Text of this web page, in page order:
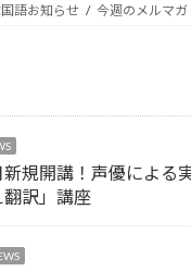
語お知らせ 今週のメルマガ
規開講！声優による
訳」講座